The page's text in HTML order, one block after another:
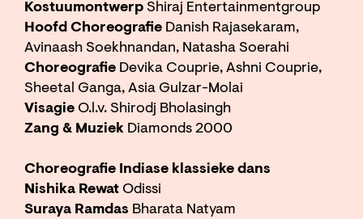
Kostuumontwerp Shiraj Entertainmentgroup
Hoofd Choreografie Danish Rajasekaram,
Avinaash Soekhnandan, Natasha Soerahi
Choreografie Devika Couprie, Ashni Couprie,
Sheetal Ganga, Asia Gulzar-Molai
Visagie O.l.v. Shirodj Bholasingh
Zang & Muziek Diamonds 2000
Choreografie Indiase klassieke dans
Nishika Rewat Odissi
Suraya Ramdas Bharata Natyam